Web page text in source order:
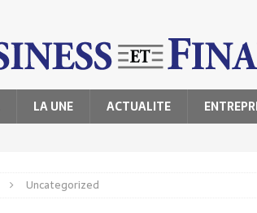
LA UNE ACTUALITE
Uncategorized